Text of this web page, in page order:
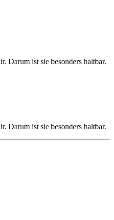
Darum ist sie besonders haltbar.
Darum ist sie besonders haltbar.